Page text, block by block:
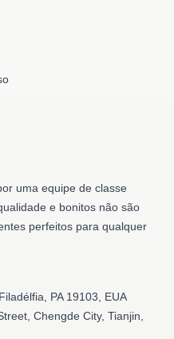
uma equipe de classe
e bonitos não são
perfeitos para qualquer
PA 19103, EUA
Chengde City, Tianjin,